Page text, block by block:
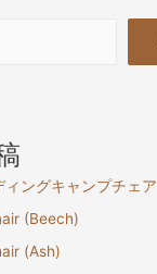
ィングキャンプチェア
(Beech)
(Ash)